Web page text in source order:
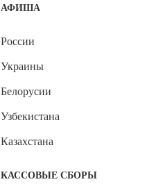
АФИША
России
Украины
Белорусии
Узбекистана
Казахстана
КАССОВЫЕ СБОРЫ